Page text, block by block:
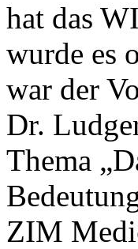
hat das
wurde es
war der
Dr.
Thema
ZIM